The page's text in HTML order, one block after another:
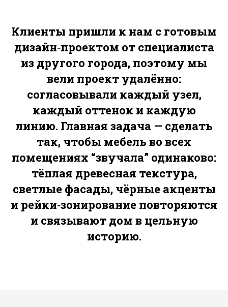
Клиенты пришли к нам с готовым
дизайн‑проектом от специалиста
из другого города, поэтому мы
вели проект удалённо:
согласовывали каждый узел,
каждый оттенок и каждую
линию. Главная задача — сделать
так, чтобы мебель во всех
помещениях “звучала” одинаково:
тёплая древесная текстура,
светлые фасады, чёрные акценты
и рейки‑зонирование повторяются
и связывают дом в цельную
историю.